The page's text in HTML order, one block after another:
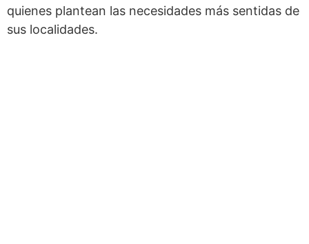
quienes plantean las necesidades más sentidas de
sus localidades.